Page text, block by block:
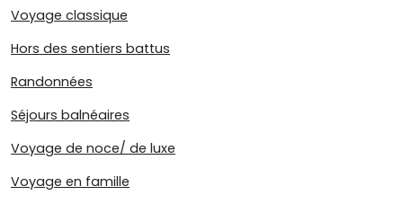
Voyage classique
Hors des sentiers battus
Randonnées
Séjours balnéaires
Voyage de noce/ de luxe
Voyage en famille